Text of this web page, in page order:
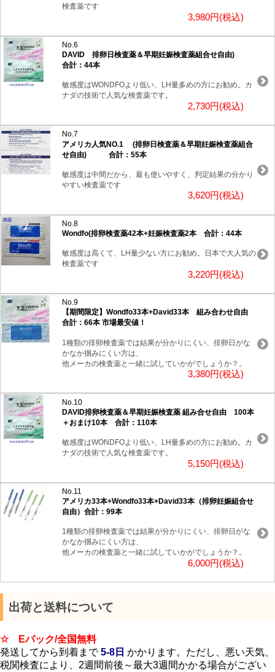
検査薬です
3,980円(税込)
No.6
DAVID 排卵日検査薬＆早期妊娠検査薬組合せ自由)
合計：44本
敏感度はWONDFOより低い、LH量多めの方にお勧め。カ
ナダの技術で人気な検査薬です。
2,730円(税込)
No.7
アメリカ人気NO.1 (排卵日検査薬＆早期妊娠検査薬組合
せ自由) 合計：55本
敏感度は中間だから、最も使いやすく、判定結果の分かり
やすい検査薬です
3,620円(税込)
No.8
Wondfo(排卵検査薬42本+妊娠検査薬2本 合計：44本
敏感度は高くて、LH量少ない方にお勧め。日本で大人気の
検査薬です
3,220円(税込)
No.9
【期間限定】Wondfo33本+David33本 組み合わせ自由
合計：66本 市場最安値！
1種類の排卵検査薬では結果が分かりにくい、排卵日がな
かなか掴みにくい方は、
他メーカの検査薬と一緒に試していかがでしょうか？。
3,380円(税込)
No.10
DAVID排卵検査薬＆早期妊娠検査薬 組み合せ自由 100本
＋おまけ10本 合計：110本
敏感度はWONDFOより低い、LH量多めの方にお勧め。カ
ナダの技術で人気な検査薬です。
5,150円(税込)
No.11
アメリカ33本+Wondfo33本+David33本（排卵妊娠組合せ
自由）合計：99本
1種類の排卵検査薬では結果が分かりにくい、排卵日がな
かなか掴みにくい方は、
他メーカの検査薬と一緒に試していかがでしょうか？。
6,000円(税込)
出荷と送料について
☆ Eパック/全国無料
発送してから到着まで5-8日 かかります。ただし、悪い天気、
税関検査により、2週間前後～最大3週間かかる場合がござい